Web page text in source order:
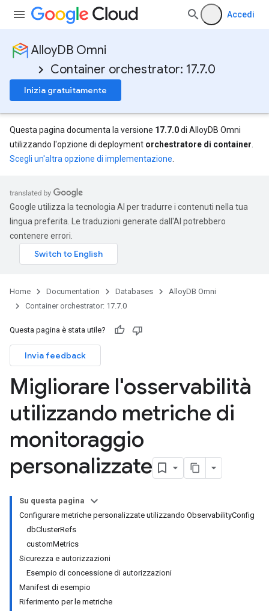
Accedi
AlloyDB Omni
Container orchestrator: 17.7.0
Inizia gratuitamente
Questa pagina documenta la versione 17.7.0di AlloyDB Omni
utilizzando l'opzione di deployment orchestratore di container
Scegli un'altra opzione di implementazione
Google utilizza la tecnologia AI per tradurre i contenuti nella tua
lingua preferita. Le traduzioni generate dall'AI potrebbero
contenere errori.
Home Documentation Databases
AlloyDB Omni
Container orchestrator: 17.7.0
Questa pagina è stata utile?
Invia feedback
Migliorare l'osservabilità
utilizzando metriche di
monitoraggio
personalizzate
Su questa pagina
Configurare metriche personalizzate utilizzando ObservabilityConfig
dbClusterRefs
customMetrics
Sicurezza e autorizzazioni
Esempio di concessione di autorizzazioni
Manifest di esempio
Riferimento per le metriche